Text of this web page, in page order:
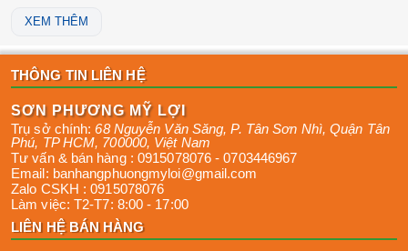
XEM THÊM
THÔNG TIN LIÊN HỆ
SƠN PHƯƠNG MỸ LỢI
Trụ sở chính:68 Nguyễn Văn Săng, P. Tân Sơn Nhì,Quận Tân
Phú, TP HCM, 700000, Việt Nam
Tư vấn & bán hàng : 0915078076 -0703446967
Email: banhangphuongmyloi@gmail.com
Zalo CSKH :0915078076
Làm việc: T2-T7: 8:00 - 17:00
LIÊN HỆ BÁN HÀNG